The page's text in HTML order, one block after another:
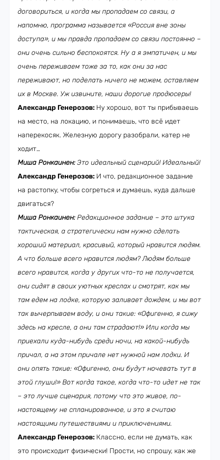
договориться, и когда мы пропадаем со связи, а
напомню, программа называется «Россия вне зоны
доступа», и мы правда пропадаем со связи постоянно –
они очень сильно беспокоятся. Ну а я эмпатичен, и мы
очень переживаем тоже за то, как они за нас
переживают, но поделать ничего не можем, оставляем
их в Москве. Уж извините, наши дорогие продюсеры!
Александр Генерозов: Ну хорошо, вот ты прибываешь
на место, на локацию, и понимаешь, что всё идет
наперекосяк. Железную дорогу разобрали, катер не
ходит…
Миша Ронкаинен:Это идеальный сценарий! Идеальный!
Александр Генерозов: И что, редакционное задание
на растопку, чтобы согреться и думаешь, куда дальше
двигаться?
Миша Ронкаинен:Редакционное задание – это штука
тактическая, а стратегически нам нужно сделать
хороший материал, красивый, который нравится людям.
А что больше всего нравится людям? Людям больше
всего нравится, когда у других что-то не получается,
они сидят в своих уютных креслах и смотрят, как мы
там едем на лодке, которую заливает дождем, и мы вот
так вычерпываем воду, и они такие: «Офигенно, я сижу
здесь на кресле, а они там страдают!» Или когда мы
приехали куда-нибудь среди ночи, на какой-нибудь
причал, а на этом причале нет нужной нам лодки. И
они опять такие: «Офигенно, они будут ночевать тут в
этой глуши!» Вот когда такое, когда что-то идет не так
– это лучше сценария, потому что это живое, по-
настоящему не спланированное, и это я считаю
настоящими путешествиями и приключениями.
Александр Генерозов: Классно, если не думать, как
это происходит физически! Прости, но спрошу, как же